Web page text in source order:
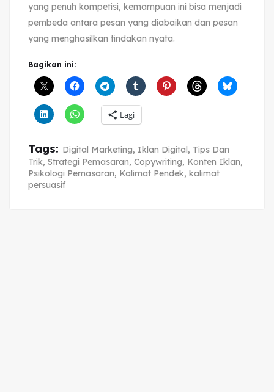
yang penuh kompetisi, kemampuan ini bisa menjadi
pembeda antara pesan yang diabaikan dan pesan
yang menghasilkan tindakan nyata.
Bagikan ini:
Lagi
Tags: Digital Marketing, Iklan Digital, Tips Dan
Trik, Strategi Pemasaran, Copywriting, Konten Iklan,
Psikologi Pemasaran, Kalimat Pendek, kalimat
persuasif